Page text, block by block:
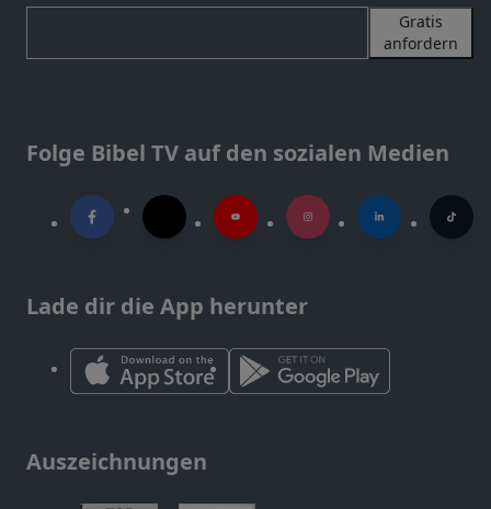
Gratis
anfordern
Folge Bibel TV auf den sozialen Medien
Lade dir die App herunter
Auszeichnungen